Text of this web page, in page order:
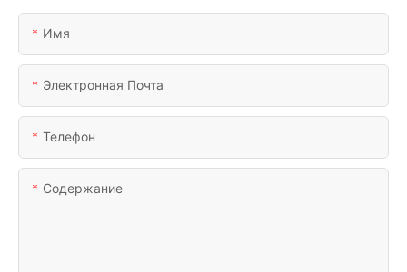
Имя
Электронная Почта
Телефон
Содержание